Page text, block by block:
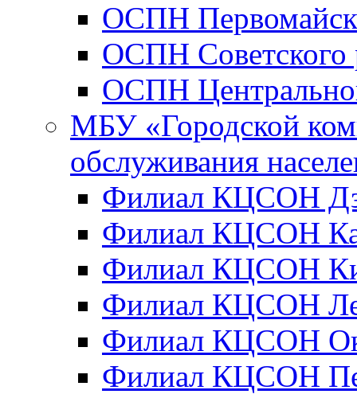
ОСПН
ОСПН Советского
ОСПН
МБУ «Городской
обслуживания
Филиал КЦСОН
Филиал КЦСОН
Филиал КЦСОН
Филиал КЦСОН
Филиал КЦСОН
Филиал КЦСОН